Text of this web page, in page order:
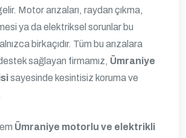
Motor arızaları, raydan çıkma,
ya da elektriksel sorunlar bu
birkaçıdır. Tüm bu arızalara
sağlayan firmamız, Ümraniye
sayesinde kesintisiz koruma ve
Ümraniye motorlu ve elektrikli